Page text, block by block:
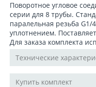
Поворотное угловое
серии для 8 трубы.
паралельная резьба
уплотнением.
Для заказа комплекта
Технические
Купить комплект